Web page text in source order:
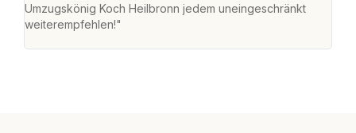
Umzugskönig Koch Heilbronn jedem uneingeschränkt
weiterempfehlen!"